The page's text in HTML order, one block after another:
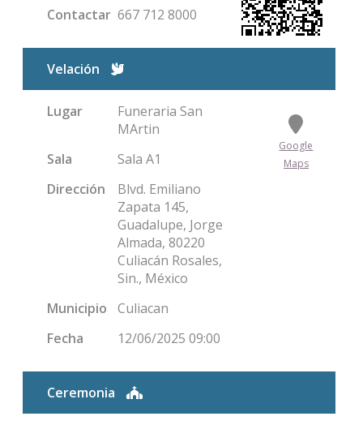
Contactar 667 712 8000
Condolencias
Velación
Lugar
Funeraria San
MArtin
Sala
Sala A1
Dirección
Blvd. Emiliano
Zapata 145,
Guadalupe, Jorge
Almada, 80220
Culiacán Rosales,
Sin., México
Municipio
Culiacan
Fecha
12/06/2025 09:00
Google
Maps
Ceremonia